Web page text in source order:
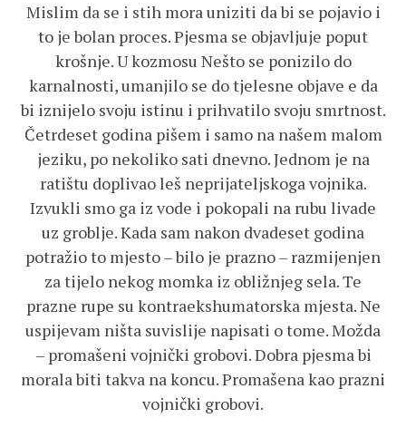
Mislim da se i stih mora uniziti da bi se pojavio i
to je bolan proces. Pjesma se objavljuje poput
krošnje. U kozmosu Nešto se ponizilo do
karnalnosti, umanjilo se do tjelesne objave e da
bi iznijelo svoju istinu i prihvatilo svoju smrtnost.
Četrdeset godina pišem i samo na našem malom
jeziku, po nekoliko sati dnevno. Jednom je na
ratištu doplivao leš neprijateljskoga vojnika.
Izvukli smo ga iz vode i pokopali na rubu livade
uz groblje. Kada sam nakon dvadeset godina
potražio to mjesto – bilo je prazno – razmijenjen
za tijelo nekog momka iz obližnjeg sela. Te
prazne rupe su kontraekshumatorska mjesta. Ne
uspijevam ništa suvislije napisati o tome. Možda
– promašeni vojnički grobovi. Dobra pjesma bi
morala biti takva na koncu. Promašena kao prazni
vojnički grobovi.